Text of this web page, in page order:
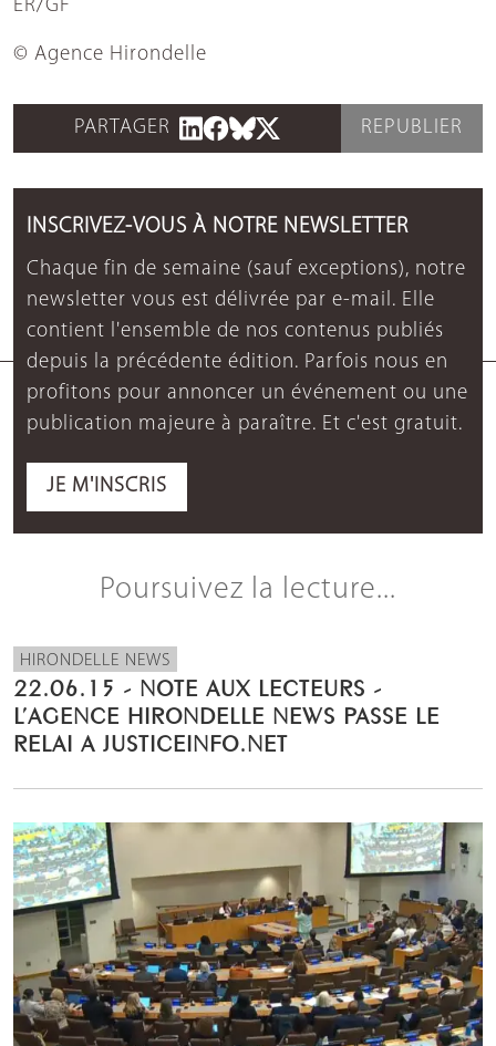
ER/GF
© Agence Hirondelle
PARTAGER REPUBLIER
INSCRIVEZ-VOUS À NOTRE NEWSLETTER
Chaque fin de semaine (sauf exceptions), notre
newsletter vous est délivrée par e-mail. Elle
contient l'ensemble de nos contenus publiés
depuis la précédente édition. Parfois nous en
profitons pour annoncer un événement ou une
publication majeure à paraître. Et c'est gratuit.
JE M'INSCRIS
Poursuivez la lecture...
HIRONDELLE NEWS
22.06.15 - NOTE AUX LECTEURS -
L’AGENCE HIRONDELLE NEWS PASSE LE
RELAI A JUSTICEINFO.NET